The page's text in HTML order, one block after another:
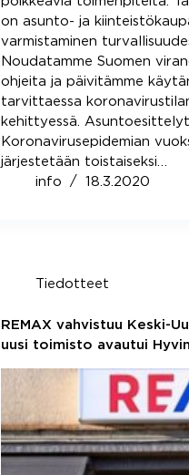
on asunto- ja
varmistaminen
Noudatamme Suomen
ohjeita ja päivitämme
tarvittaessa
kehittyessä. Asuntoesittelyt
Koronavirusepidemian
järjestetään toistaiseksi…
info
18.3.2020
Tiedotteet
REMAX vahvistuu Keski-
uusi toimisto avautui